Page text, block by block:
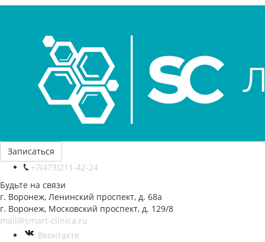
Записаться
+7(473)211-42-24
Будьте на связи
г. Воронеж, Ленинский проспект, д. 68а
г. Воронеж, Московский проспект, д. 129/8
mail@smart-clinica.ru
Вконтакте